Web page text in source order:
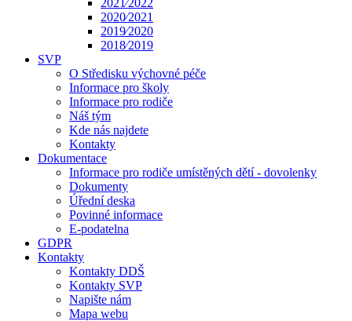
2021⁄2022
2020⁄2021
2019⁄2020
2018⁄2019
SVP
O Středisku výchovné péče
Informace pro školy
Informace pro rodiče
Náš tým
Kde nás najdete
Kontakty
Dokumentace
Informace pro rodiče umístěných dětí - dovolenky
Dokumenty
Úřední deska
Povinné informace
E-podatelna
GDPR
Kontakty
Kontakty DDŠ
Kontakty SVP
Napište nám
Mapa webu